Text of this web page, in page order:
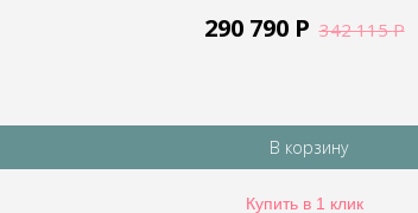
290 790 Р 342 115Р
В корзину
Купить в 1 клик